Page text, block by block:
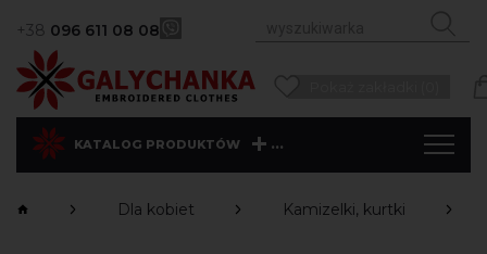
+38 096 611 08 08
KATALOG PRODUKTÓW ...
Dla kobiet Kamizelki, kurtki